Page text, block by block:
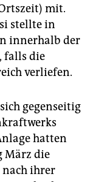
mit.
stellte in
innerhalb der
falls die
verliefen.
gegenseitig
hatten
März die
ihrer